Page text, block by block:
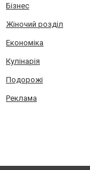
Бізнес
Жіночий розділ
Економіка
Кулінарія
Подорожі
Реклама